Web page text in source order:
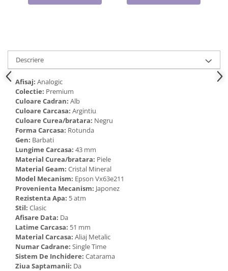
Cadouri pentru Doctori
Descriere
Afisaj: Analogic
Colectie: Premium
Culoare Cadran: Alb
Culoare Carcasa: Argintiu
Culoare Curea/bratara: Negru
Forma Carcasa: Rotunda
Gen: Barbati
Lungime Carcasa: 43 mm
Material Curea/bratara: Piele
Material Geam: Cristal Mineral
Model Mecanism: Epson Vx63e211
Provenienta Mecanism: Japonez
Rezistenta Apa: 5 atm
Stil: Clasic
Afisare Data: Da
Latime Carcasa: 51 mm
Material Carcasa: Aliaj Metalic
Numar Cadrane: Single Time
Sistem De Inchidere: Catarama
Ziua Saptamanii: Da